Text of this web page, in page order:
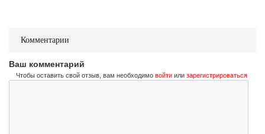
Комментарии
Ваш комментарий
Чтобы оставить свой отзыв, вам необходимо войти или зарегистрироваться